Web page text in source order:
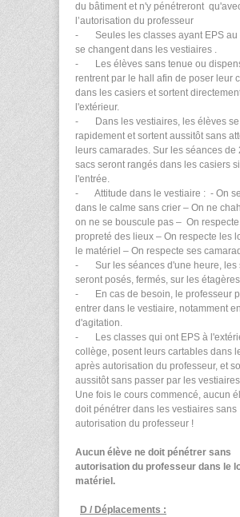
du bâtiment et n'y pénétreront
l’autorisation du professeur
- Seules les classes ayant EPS au
se changent dans les vestiaires .
- Les élèves sans tenue ou
rentrent par le hall afin de poser leur
dans les casiers et sortent
l'extérieur.
- Dans les vestiaires, les élèves se
rapidement et sortent aussitôt sans
leurs camarades. Sur les séances de
sacs seront rangés dans les casiers
l'entrée.
- Attitude dans le vestiaire : - On
dans le calme sans crier – On ne
on ne se bouscule pas – On
propreté des lieux – On respecte les
le matériel – On respecte ses
- Sur les séances d'une heure, les
seront posés, fermés, sur les
- En cas de besoin, le professeur
entrer dans le vestiaire, notamment
d'agitation.
- Les classes qui ont EPS à
collège, posent leurs cartables dans
après autorisation du professeur, et
aussitôt sans passer par les
Une fois le cours commencé, aucun
doit pénétrer dans les vestiaires sans
autorisation du professeur !
Aucun élève ne doit pénétrer sans
autorisation du professeur dans le
matériel.
D / Déplacements :